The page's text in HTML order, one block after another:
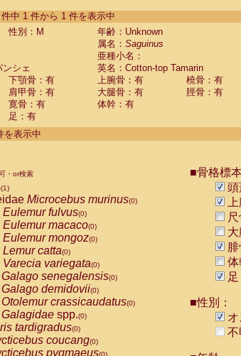
labiatus(0)
leucopus (0)
nigricollis (0)
oedipus
weddelli
spp.
trivirgatus
albifrons
nigrivittatus
boliviensis(0)
sciureus(0)
caraya(0)
fusca(0)
seniculus
spp.(0)
belzebuth(0)
geoffroyi(0)
paniscus(0)
spp.(0)
lagothricha
lagothricha cana
Cacajao calvus rubicundus
中 1 件から 1 件を表示中
性別：M
年齢：Unknown
属名： Saguinus
亜種小名：
シェ
英名：Cotton-top Tamarin
下顎骨：有 上腕骨：有
橈骨：有
肩甲骨：有 大腿骨：有
脛骨：有
寛骨：有
体幹：有
足：有
を表示中
・or検索
(1)
Microcebus murinus(0)
Eulemur fulvus(0)
Eulemur macaco(0)
Eulemur mongoz(0)
Lemur catta(0)
Varecia variegata(0)
Galago senegalensis(0)
Galago demidovii(0)
Otolemur crassicaudatus(0)
Galagidae spp.(0)
tardigradus(0)
coucang(0)
pygmaeus(0)
■骨格標本
頭
腓
体
足
■性別：
オ
不